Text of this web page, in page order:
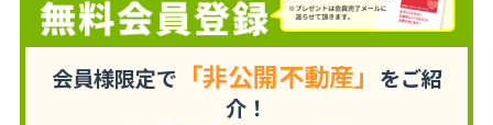
会員様限定で 「非公開不動産」 をご紹
介！